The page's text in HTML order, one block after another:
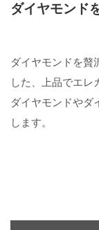
ダイヤモンド
ダイヤモンドを贅
した、上品でエレ
ダイヤモンドやダ
します。